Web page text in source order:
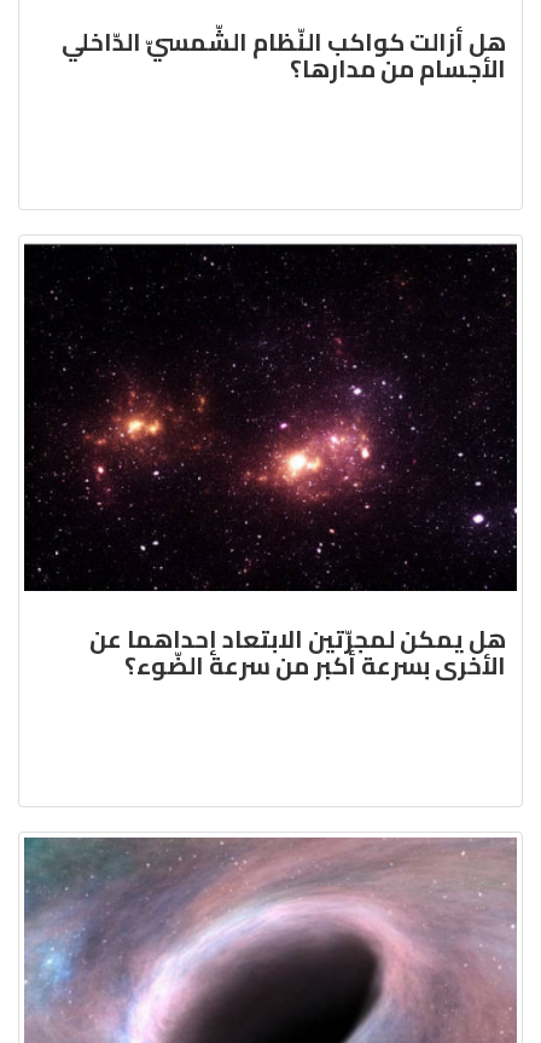
هل أزالت كواكب النّظام الشّمسيّ الدّاخلي
الأجسام من مدارها؟
هل يمكن لمجرّتين الابتعاد إحداهما عن
الأخرى بسرعة أكبر من سرعة الضّوء؟